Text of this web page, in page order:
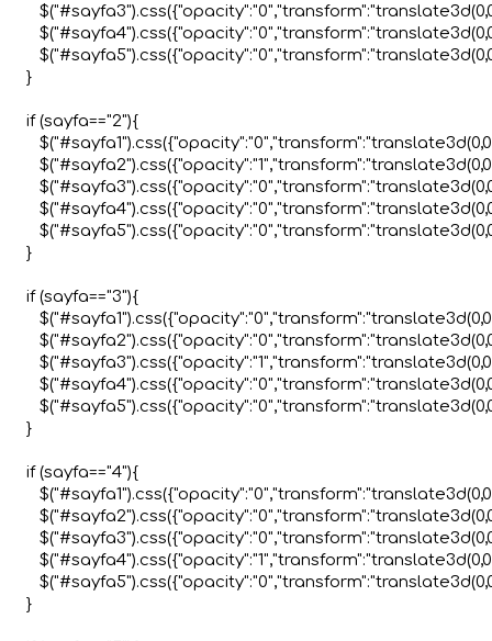
}
if (sayfa=="2"){
}
if (sayfa=="3"){
}
if (sayfa=="4"){
}